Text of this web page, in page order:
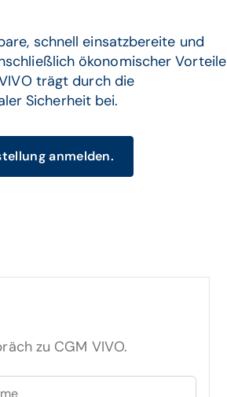
schnell einsatzbereite und
ökonomischer Vorteile
trägt durch die
Sicherheit bei.
anmelden.
zu CGM VIVO.